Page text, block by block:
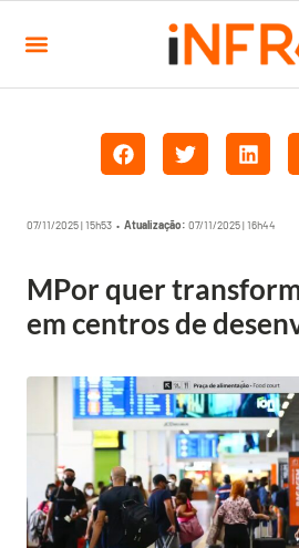
07/11/2025 | 15h53 • Atualização: 07/11/2025 | 16h44
MPor quer
em centros de